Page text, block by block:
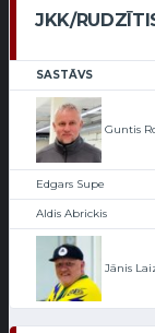
JKK/
SASTĀVS
Guntis
Edgars Supe
Aldis Abrickis
Jānis